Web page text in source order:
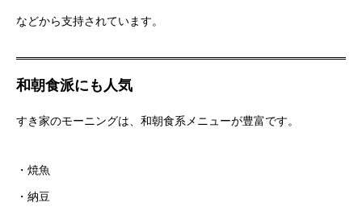
などから支持されています。
和朝食派にも人気
すき家のモーニングは、和朝食系メニューが豊富です。
・焼魚
・納豆